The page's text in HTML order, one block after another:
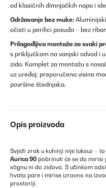
od klasičnih dimnjačkih napa i
Održavanje bez muke:
očisti u perilici posuđa – bez
Prilagodljiva montaža za svaki
s priključkom na vanjski odvod i
zida. Komplet za montažu s
uz uređaj; preporučena visina
površine štednjaka.
Opis proizvoda
Svježi zrak u kuhinji nije luksuz –
Aurica 90 pobrinuti će se da mirisi
stignu ni do zidova. S učinkom
hvata pare i mirise izravno na
prostoriji.